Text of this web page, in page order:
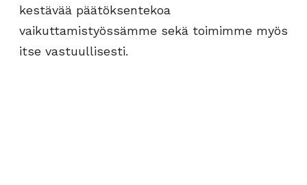
kestävää päätöksentekoa
vaikuttamistyössämme sekä toimimme myös
itse vastuullisesti.